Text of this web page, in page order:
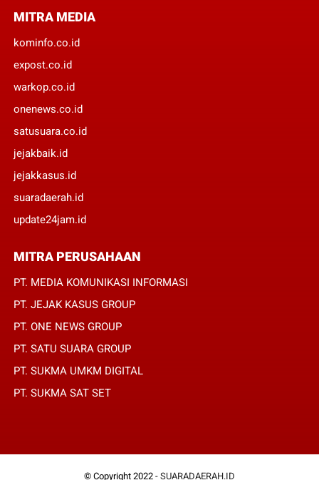
MITRA MEDIA
kominfo.co.id
expost.co.id
warkop.co.id
onenews.co.id
satusuara.co.id
jejakbaik.id
jejakkasus.id
suaradaerah.id
update24jam.id
MITRA PERUSAHAAN
PT. MEDIA KOMUNIKASI INFORMASI
PT. JEJAK KASUS GROUP
PT. ONE NEWS GROUP
PT. SATU SUARA GROUP
PT. SUKMA UMKM DIGITAL
PT. SUKMA SAT SET
© Copyright 2022 - SUARADAERAH.ID